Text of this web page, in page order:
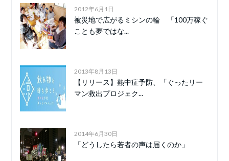
2012年6月1日
被災地で広がるミシンの輪 「100万稼ぐ
ことも夢ではな...
2013年8月13日
【リリース】熱中症予防、「ぐったリー
マン救出プロジェク...
2014年6月30日
「どうしたら若者の声は届くのか」